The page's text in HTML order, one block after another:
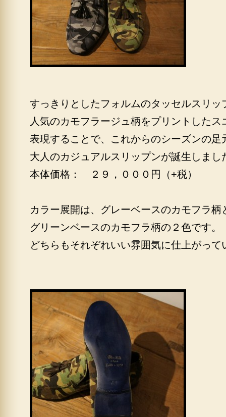
すっきりとしたフォルムのタッセルスリッ
人気のカモフラージュ柄をプリントしたス
表現することで、これからのシーズンの足
大人のカジュアルスリップンが誕生しまし
本体価格： ２９，０００円（+税）
カラー展開は、グレーベースのカモフラ柄
グリーンベースのカモフラ柄の２色です。
どちらもそれぞれいい雰囲気に仕上がって